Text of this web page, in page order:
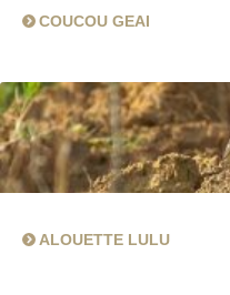
COUCOU GEAI
ALOUETTE LULU